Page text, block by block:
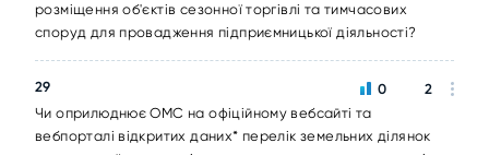
розміщення об'єктів сезонної торгівлі та тимчасових
споруд для провадження підприємницької діяльності?
29
Чи оприлюднює ОМС на офіційному вебсайті та
вебпорталі відкритих даних* перелік земельних ділянок
0 2